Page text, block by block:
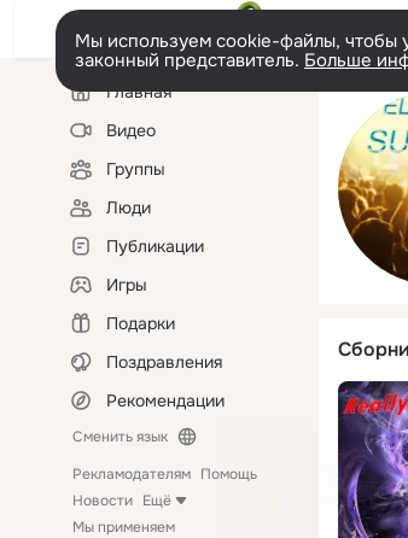
Мы используем cookie-файлы, чтобы
законный представитель. Больше
Левая
колонкаГлавная
Видео
Группы
Люди
Публикации
Игры
Подарки
Поздравления
Рекомендации
Сменить язык
Рекламодателям Помощь
Новости Ещё
Мы применяем